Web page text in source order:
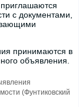
с документами,
принимаются в
объявления.
(Фунтиковский